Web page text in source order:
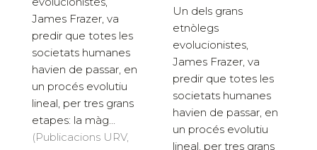
James Frazer, va
predir que totes les
societats humanes
havien de passar, en
un procés evolutiu
lineal, per tres grans
etapes: la màg...
(Publicacions URV,
Un dels grans
etnòlegs
evolucionistes,
James Frazer, va
predir que totes les
societats humanes
havien de passar, en
un procés evolutiu
lineal, per tres grans